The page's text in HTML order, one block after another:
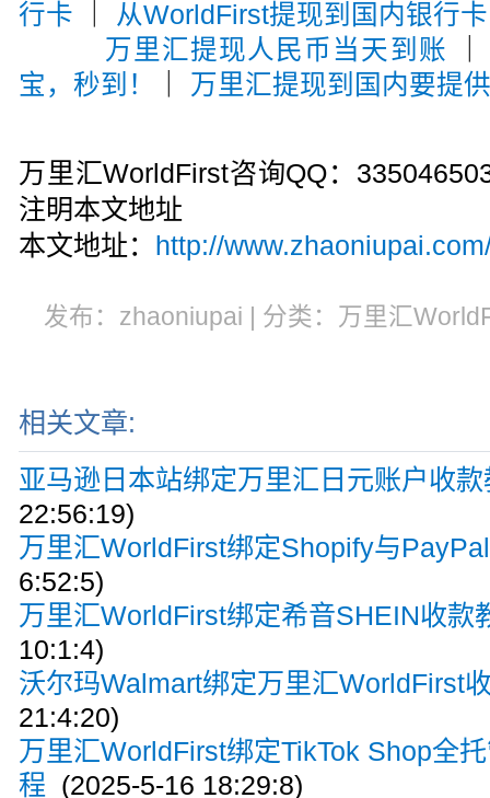
行卡
从WorldFirst提现到国内银行卡
万里汇提现人民币当天到账
宝，秒到！
万里汇提现到国内要提
万里汇WorldFirst咨询QQ：
注明本文地址
本文地址： http://
发布：zhaoniupai | 分类：万里汇
相关文章:
亚马逊日本站绑定万里汇日元账户收
22:56:19)
万里汇WorldFirst绑定Shopify与
6:52:5)
万里汇WorldFirst绑定希音SHEIN收款
10:1:4)
沃尔玛Walmart绑定万里汇WorldFirst
21:4:20)
万里汇WorldFirst绑定TikTok Shop全
程 (2025-5-16 18:29:8)